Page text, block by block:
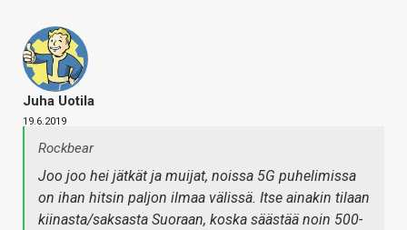
Juha Uotila
19.6.2019
Rockbear
Joo joo hei jätkät ja muijat, noissa 5G puhelimissa
on ihan hitsin paljon ilmaa välissä. Itse ainakin tilaan
kiinasta/saksasta Suoraan, koska säästää noin 500-